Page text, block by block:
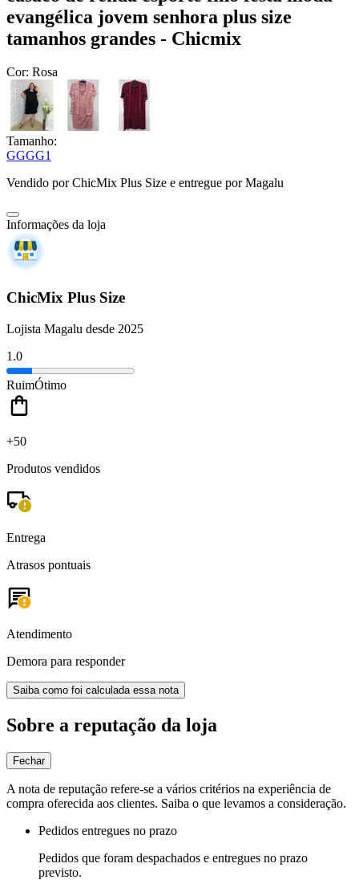
evangélica jovem senhora plus size
tamanhos grandes - Chicmix
Cor: Rosa
Tamanho:
GGGG1
Vendido porChicMix Plus Size e entregue por Magalu
Informações da loja
ChicMix Plus Size
Lojista Magalu desde 2025
1.0
RuimÓtimo
+50
Produtos vendidos
Entrega
Atrasos pontuais
Atendimento
Demora para responder
Saiba como foi calculada essa nota
Sobre a reputação da loja
Fechar
A nota de reputação refere-se a vários critérios na experiência de
compra oferecida aos clientes. Saiba o que levamos a consideração.
Pedidos entregues no prazo
Pedidos que foram despachados e entregues no prazo
previsto.